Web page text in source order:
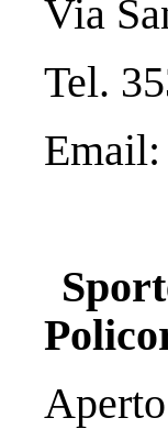
Via
Tel.
Email: